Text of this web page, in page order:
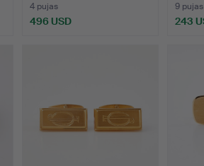
4 pujas
496 USD
9 pujas
243